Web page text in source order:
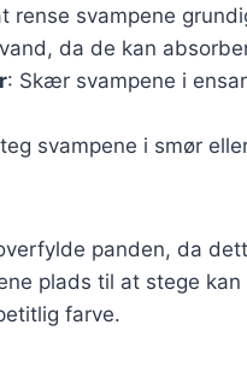
rense svampene
da de kan
: Skær svampene i
svampene i smør
panden, da
plads til at stege
farve.